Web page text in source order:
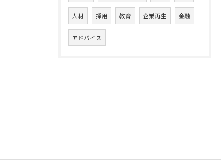
人材 採用 教育 企業再生 金融
アドバイス